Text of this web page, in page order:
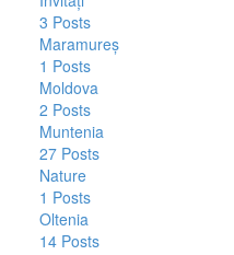
3 Posts
Maramureș
1 Posts
Moldova
2 Posts
Muntenia
27 Posts
Nature
1 Posts
Oltenia
14 Posts